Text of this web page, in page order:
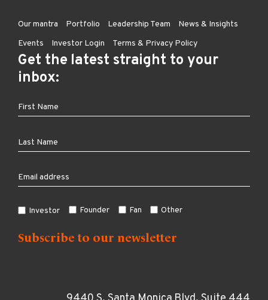
Our mantra Portfolio Leadership Team
News & Insights
Events
Investor Login Terms & Privacy Policy
Get the latest straight to your
inbox:
Investor Founder Fan Other